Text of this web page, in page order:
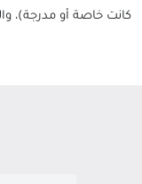
كانت خاصة أو مدرجة)،